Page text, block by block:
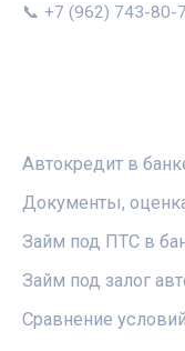
📞 +7 (962) 743-80-
Автокредит в
Документы,
Займ под ПТС в
Займ под залог
Сравнение